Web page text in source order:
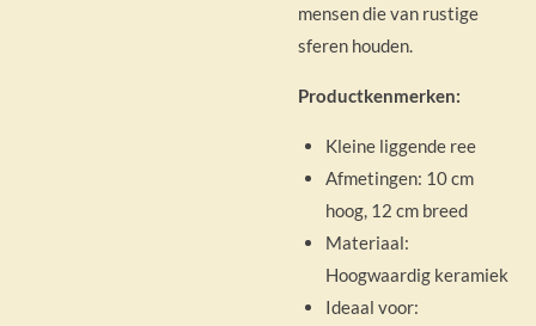
mensen die van rustige
sferen houden.
Productkenmerken:
Kleine liggende ree
Afmetingen: 10 cm
hoog, 12 cm breed
Materiaal:
Hoogwaardig keramiek
Ideaal voor: